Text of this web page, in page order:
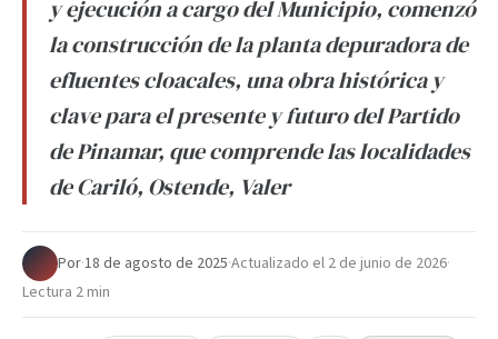
y ejecución a cargo del Municipio, comenzó
la construcción de la planta depuradora de
efluentes cloacales, una obra histórica y
clave para el presente y futuro del Partido
de Pinamar, que comprende las localidades
de Cariló, Ostende, Valer
Por·18 de agosto de 2025·Actualizado el 2 de junio de 2026·
Lectura 2 min